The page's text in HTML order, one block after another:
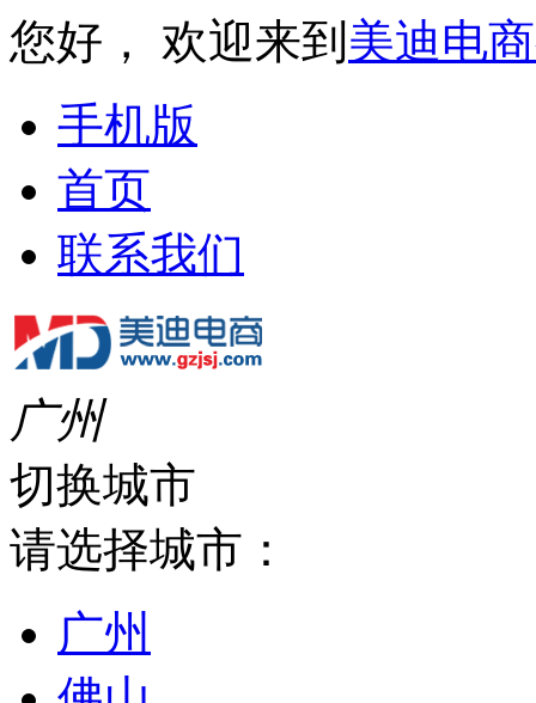
您好， 欢迎来到 美迪电
手机版
首页
联系我们
广州
切换城市
请选择城市：
广州